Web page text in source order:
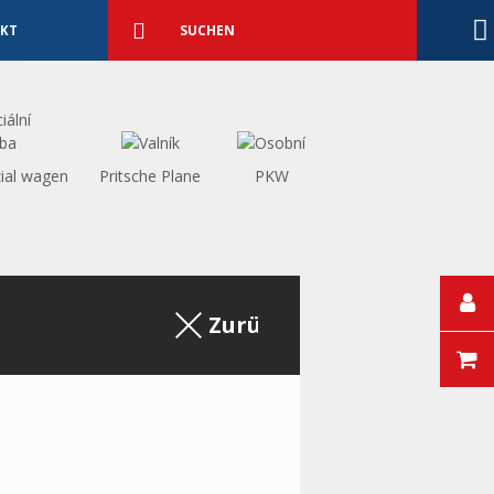
Suche Suchen
wagen Pritsche Plane PKW
Zurück zum Auszug